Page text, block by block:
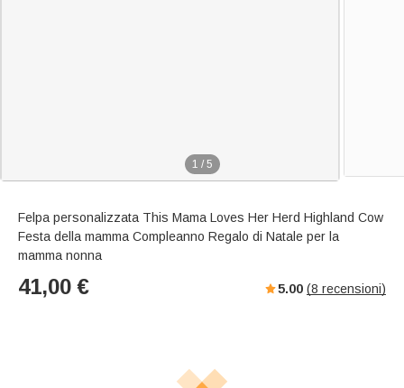
1 / 5
Felpa personalizzata This Mama Loves Her Herd Highland Cow
Festa della mamma Compleanno Regalo di Natale per la
mamma nonna
41,00 € 5.00 (8 recensioni)